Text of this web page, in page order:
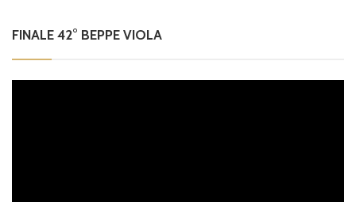
FINALE 42° BEPPE VIOLA